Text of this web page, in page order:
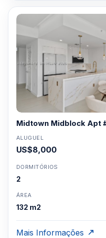
Midtown Midblock Apt
ALUGUEL
US$8,000
DORMITÓRIOS
2
ÁREA
132 m2
Mais Informações